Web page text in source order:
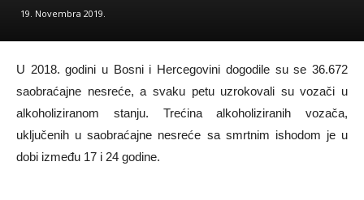
19. Novembra 2019.
U 2018. godini u Bosni i Hercegovini dogodile su se 36.672
saobraćajne nesreće, a svaku petu uzrokovali su vozači u
alkoholiziranom stanju. Trećina alkoholiziranih vozača,
uključenih u saobraćajne nesreće sa smrtnim ishodom je u
dobi između 17 i 24 godine.